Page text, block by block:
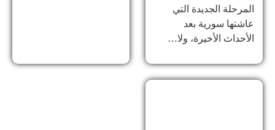
المرحلة الجديدة التي
عاشتها سورية بعد
الأحداث الأخيرة، ولا…